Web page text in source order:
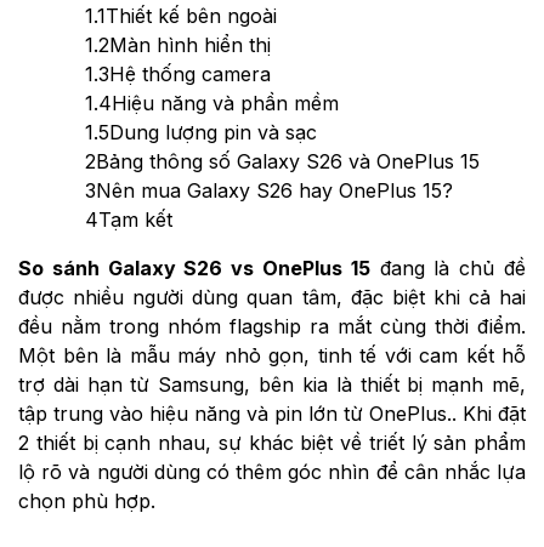
1.1Thiết kế bên ngoài
1.2Màn hình hiển thị
1.3Hệ thống camera
1.4Hiệu năng và phần mềm
1.5Dung lượng pin và sạc
2Bảng thông số Galaxy S26 và OnePlus 15
3Nên mua Galaxy S26 hay OnePlus 15?
4Tạm kết
So sánh Galaxy S26 vs OnePlus 15đang là chủ đề
được nhiều người dùng quan tâm, đặc biệt khi cả hai
đều nằm trong nhóm flagship ra mắt cùng thời điểm.
Một bên là mẫu máy nhỏ gọn, tinh tế với cam kết hỗ
trợ dài hạn từ Samsung, bên kia là thiết bị mạnh mẽ,
tập trung vào hiệu năng và pin lớn từ OnePlus.. Khi đặt
2 thiết bị cạnh nhau, sự khác biệt về triết lý sản phẩm
lộ rõ và người dùng có thêm góc nhìn để cân nhắc lựa
chọn phù hợp.